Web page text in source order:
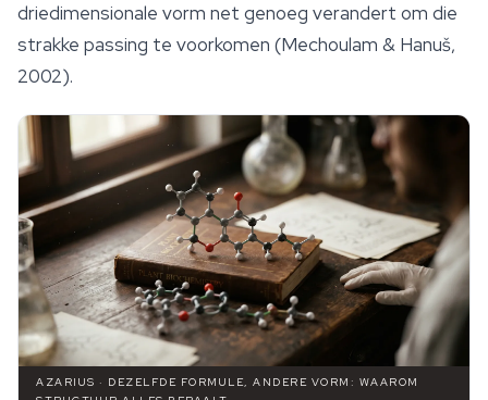
driedimensionale vorm net genoeg verandert om die
strakke passing te voorkomen (Mechoulam & Hanuš,
2002).
AZARIUS · DEZELFDE FORMULE, ANDERE VORM: WAAROM